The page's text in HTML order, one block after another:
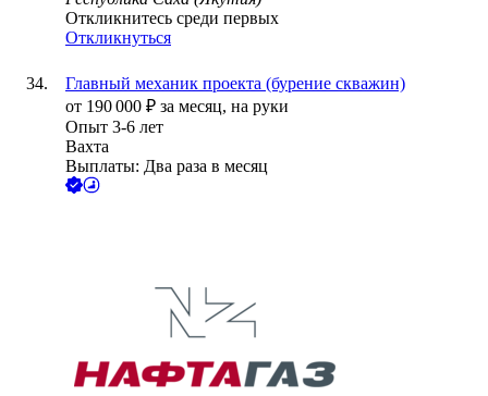
Откликнитесь среди первых
Откликнуться
Главный механик проекта (бурение скважин)
от 190 000 ₽ за месяц, на руки
Опыт 3-6 лет
Вахта
Выплаты: Два раза в месяц